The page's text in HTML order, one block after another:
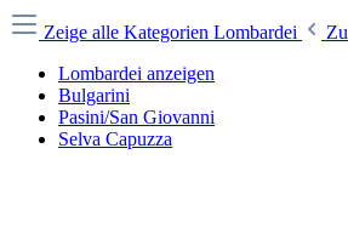
Zeige alle Kategorien Lombardei
Lombardei anzeigen
Bulgarini
Pasini/San Giovanni
Selva Capuzza